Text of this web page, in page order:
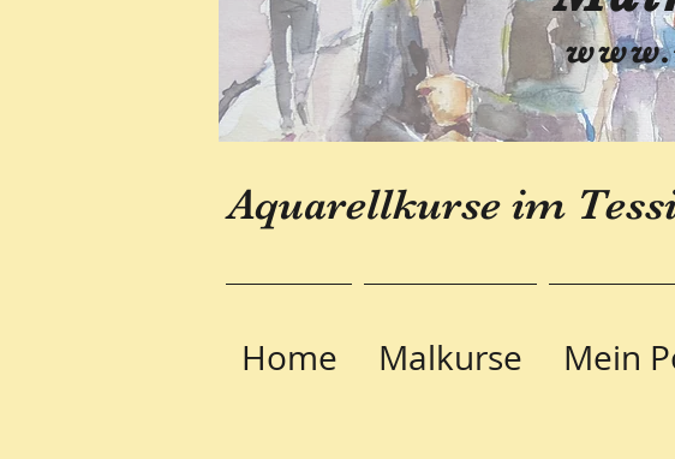
Aquarellkurse im
Home Malkurse Mein